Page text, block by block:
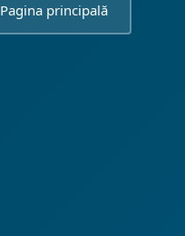
Pagina principală